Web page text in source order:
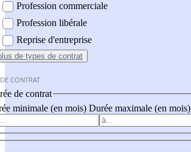
Profession commerciale
Profession libérale
Reprise d'entreprise
de types de contrat
CONTRAT
de contrat
minimale (en mois) Durée maximale (en mois)